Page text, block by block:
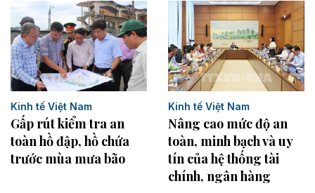
Kinh tế Việt Nam
Gấp rút kiểm tra an
toàn hồ đập, hồ chứa
trước mùa mưa bão
Kinh tế Việt Nam
Nâng cao mức độ an
toàn, minh bạch và uy
tín của hệ thống tài
chính, ngân hàng